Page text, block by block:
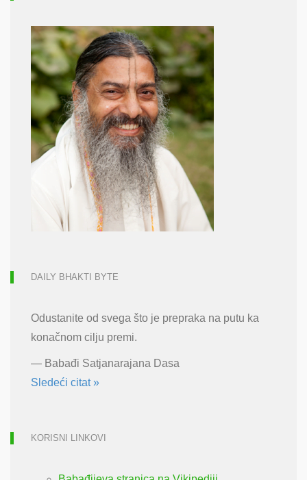
DAILY BHAKTI BYTE
Odustanite od svega što je prepraka na putu ka
konačnom cilju premi.
— Babađi Satjanarajana Dasa
Sledeći citat »
KORISNI LINKOVI